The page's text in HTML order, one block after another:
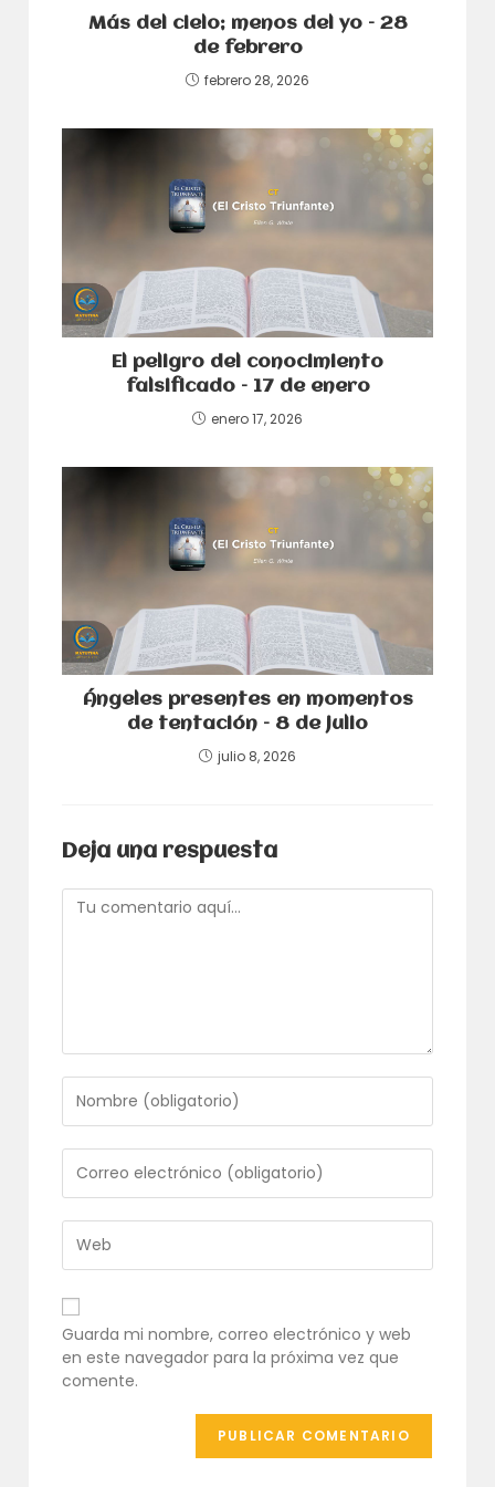
Más del cielo; menos del yo – 28
de febrero
febrero 28, 2026
El peligro del conocimiento
falsificado – 17 de enero
enero 17, 2026
Ángeles presentes en momentos
de tentación – 8 de julio
julio 8, 2026
Deja una respuesta
Comentario
tu
nombre
o
nombre
de
usuario
para
comentar
tu
dirección
de
correo
electrónico
para
comentar
URL
de
tu
web
(opcional)
Guarda mi nombre, correo electrónico y web
en este navegador para la próxima vez que
comente.